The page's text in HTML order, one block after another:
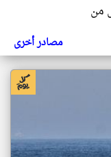
من
مصادر أخرى